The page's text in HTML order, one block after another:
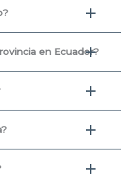
en Ecuador?